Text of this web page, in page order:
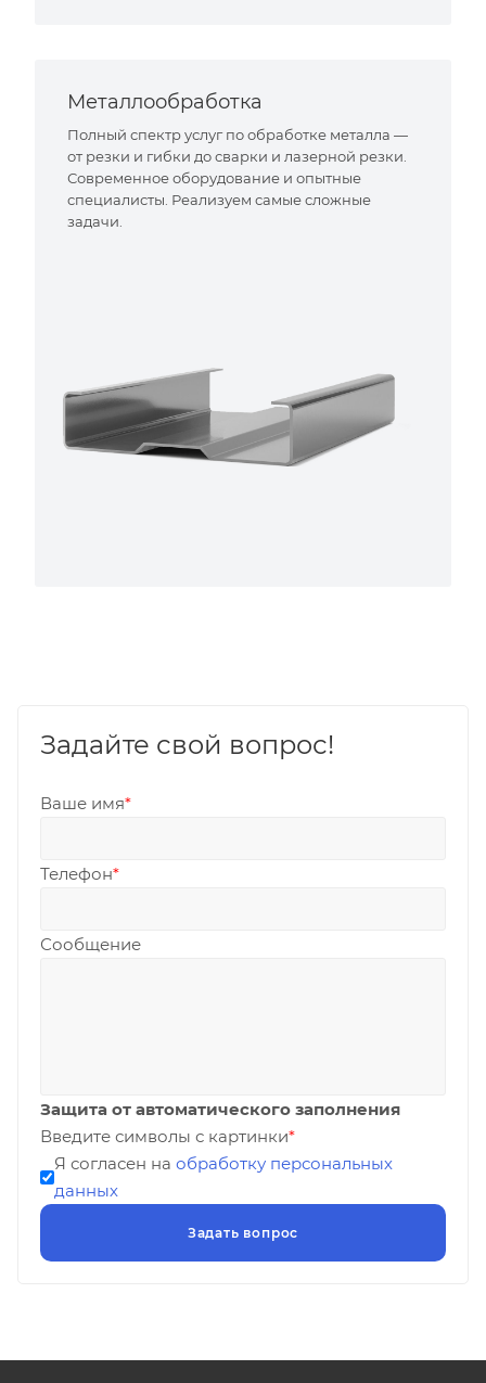
Металлообработка
Полный спектр услуг по обработке металла —
от резки и гибки до сварки и лазерной резки.
Современное оборудование и опытные
специалисты. Реализуем самые сложные
задачи.
Задайте свой вопрос!
Ваше имя*
Телефон*
Сообщение
Защита от автоматического заполнения
Введите символы с картинки*
Я согласен на обработку персональных
данных